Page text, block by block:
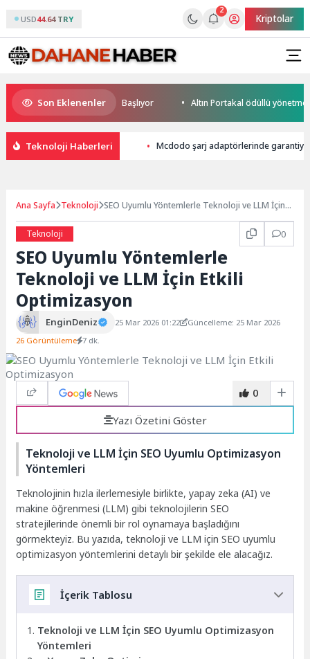
USD44.64 TRY
2
Kriptolar
Son Eklenenler
Cup Heyecanı Paris’te Başlıyor Altın Portakal ödüllü yönetmen jüri
Teknoloji Haberleri Mcdodo şarj adaptörlerinde garantiyi
Ana Sayfa Teknoloji SEO Uyumlu Yöntemlerle Teknoloji ve LLM İçin
Teknoloji
0
SEO Uyumlu Yöntemlerle
Teknoloji ve LLM İçin Etkili
Optimizasyon
EnginDeniz 25 Mar 2026 01:22
Güncelleme: 25 Mar 2026
26 Görüntüleme 7 dk.
0
Yazı Özetini Göster
Teknoloji ve LLM İçin SEO Uyumlu Optimizasyon
Yöntemleri
Teknolojinin hızla ilerlemesiyle birlikte, yapay zeka (AI) ve
makine öğrenmesi (LLM) gibi teknolojilerin SEO
stratejilerinde önemli bir rol oynamaya başladığını
görmekteyiz. Bu yazıda, teknoloji ve LLM için SEO uyumlu
optimizasyon yöntemlerini detaylı bir şekilde ele alacağız.
İçerik Tablosu
Teknoloji ve LLM İçin SEO Uyumlu Optimizasyon
Yöntemleri